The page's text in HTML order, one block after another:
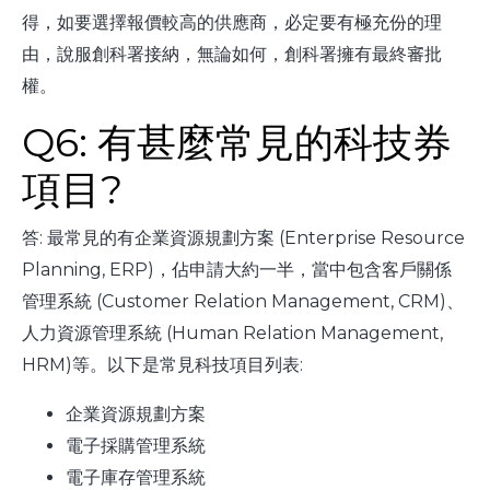
得，如要選擇報價較高的供應商，必定要有極充份的理
由，說服創科署接納，無論如何，創科署擁有最終審批
權。
Q6: 有甚麼常見的科技券
項目?
答: 最常見的有企業資源規劃方案 (Enterprise Resource
Planning, ERP)，佔申請大約一半，當中包含客戶關係
管理系統 (Customer Relation Management, CRM)、
人力資源管理系統 (Human Relation Management,
HRM)等。以下是常見科技項目列表:
企業資源規劃方案
電子採購管理系統
電子庫存管理系統